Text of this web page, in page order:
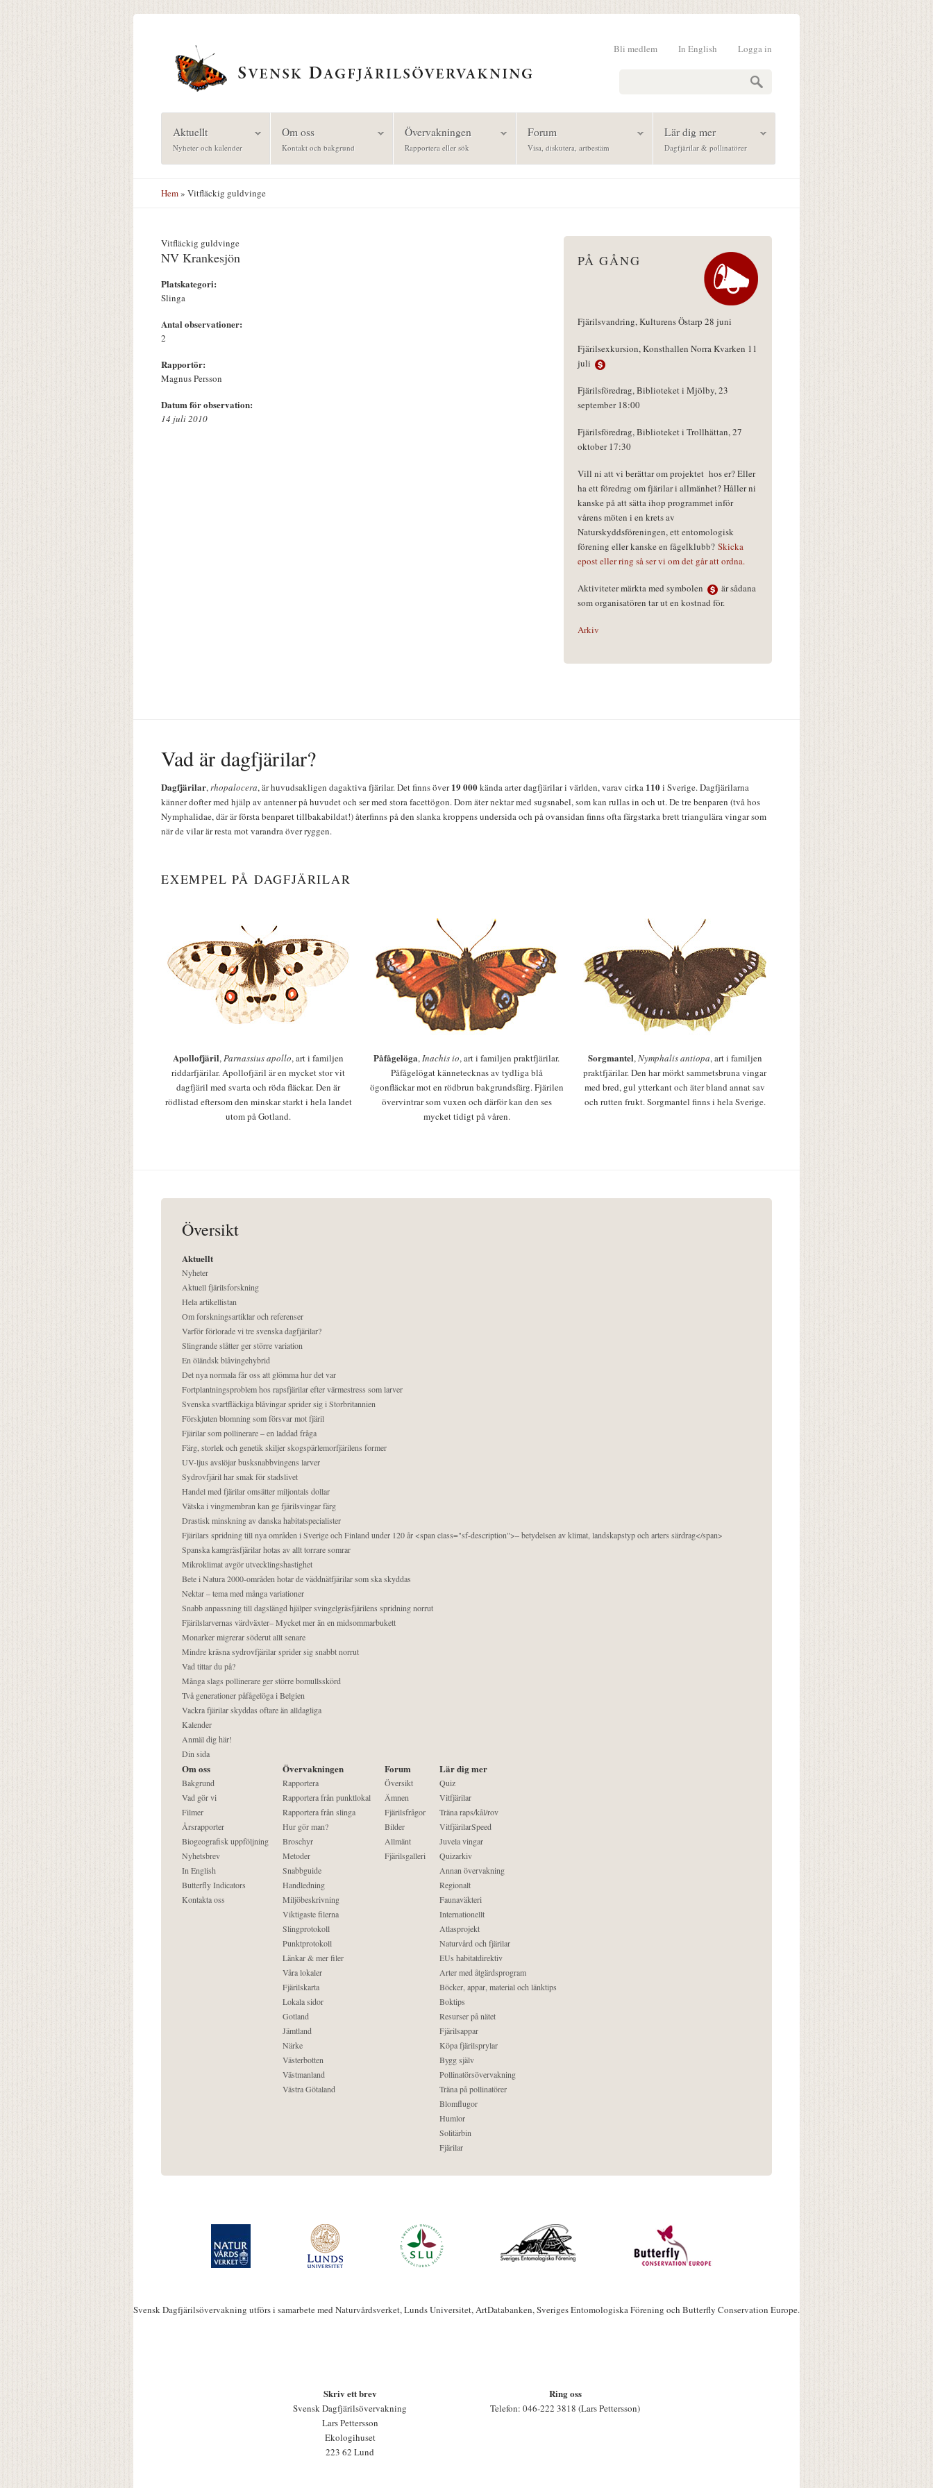
Logga in
In English
Bli medlem
Aktuellt
Nyheter och kalender
Om oss
Kontakt och bakgrund
Övervakningen
Rapportera eller sök
Forum
Visa, diskutera, artbestäm
Lär dig mer
Dagfjärilar & pollinatörer
Hem» Vitfläckig guldvinge
Vitfläckig guldvinge
NV Krankesjön
Platskategori:
Slinga
Antal observationer:
2
Rapportör:
Magnus Persson
Datum för observation:
14 juli 2010
PÅ GÅNG
Fjärilsvandring, Kulturens Östarp 28 juni
Fjärilsexkursion, Konsthallen Norra Kvarken 11
juli
Fjärilsföredrag, Biblioteket i Mjölby, 23
september 18:00
Fjärilsföredrag, Biblioteket i Trollhättan, 27
oktober 17:30
Vill ni att vi berättar om projektet hos er? Eller
ha ett föredrag om fjärilar i allmänhet? Håller ni
kanske på att sätta ihop programmet inför
vårens möten i en krets av
Naturskyddsföreningen, ett entomologisk
förening eller kanske en fågelklubb? Skicka
epost eller ring så ser vi om det går att ordna.
Aktiviteter märkta med symbolen
är sådana
som organisatören tar ut en kostnad för.
Arkiv
Vad är dagfjärilar?
Dagfjärilar,rhopalocera, är huvudsakligen dagaktiva fjärilar. Det finns över19 000kända arter dagfjärilar i världen, varav cirka 110i Sverige. Dagfjärilarna
känner dofter med hjälp av antenner på huvudet och ser med stora facettögon. Dom äter nektar med sugsnabel, som kan rullas in och ut. De tre benparen (två hos
Nymphalidae, där är första benparet tillbakabildat!) återfinns på den slanka kroppens undersida och på ovansidan finns ofta färgstarka brett triangulära vingar som
när de vilar är resta mot varandra över ryggen.
EXEMPEL PÅ DAGFJÄRILAR
Apollofjäril,Parnassius apollo, art i familjen
riddarfjärilar. Apollofjäril är en mycket stor vit
dagfjäril med svarta och röda fläckar. Den är
rödlistad eftersom den minskar starkt i hela landet
utom på Gotland.
Påfågelöga,Inachis io, art i familjen praktfjärilar.
Påfågelögat kännetecknas av tydliga blå
ögonfläckar mot en rödbrun bakgrundsfärg. Fjärilen
övervintrar som vuxen och därför kan den ses
mycket tidigt på våren.
Sorgmantel,Nymphalis antiopa, art i familjen
praktfjärilar. Den har mörkt sammetsbruna vingar
med bred, gul ytterkant och äter bland annat sav
och rutten frukt. Sorgmantel finns i hela Sverige.
Översikt
Aktuellt
Nyheter
Aktuell fjärilsforskning
Hela artikellistan
Om forskningsartiklar och referenser
Varför förlorade vi tre svenska dagfjärilar?
Slingrande slåtter ger större variation
En öländsk blåvingehybrid
Det nya normala får oss att glömma hur det var
Fortplantningsproblem hos rapsfjärilar efter värmestress som larver
Svenska svartfläckiga blåvingar sprider sig i Storbritannien
Förskjuten blomning som försvar mot fjäril
Fjärilar som pollinerare – en laddad fråga
Färg, storlek och genetik skiljer skogspärlemorfjärilens former
UV-ljus avslöjar busksnabbvingens larver
Sydrovfjäril har smak för stadslivet
Handel med fjärilar omsätter miljontals dollar
Vätska i vingmembran kan ge fjärilsvingar färg
Drastisk minskning av danska habitatspecialister
Fjärilars spridning till nya områden i Sverige och Finland under 120 år <span class="sf-description">– betydelsen av klimat, landskapstyp och arters särdrag</span>
Spanska kamgräsfjärilar hotas av allt torrare somrar
Mikroklimat avgör utvecklingshastighet
Bete i Natura 2000-områden hotar de väddnätfjärilar som ska skyddas
Nektar – tema med många variationer
Snabb anpassning till dagslängd hjälper svingelgräsfjärilens spridning norrut
Fjärilslarvernas värdväxter– Mycket mer än en midsommarbukett
Monarker migrerar söderut allt senare
Mindre kräsna sydrovfjärilar sprider sig snabbt norrut
Vad tittar du på?
Många slags pollinerare ger större bomullsskörd
Två generationer påfågelöga i Belgien
Vackra fjärilar skyddas oftare än alldagliga
Kalender
Anmäl dig här!
Din sida
Om oss
Bakgrund
Vad gör vi
Filmer
Årsrapporter
Biogeografisk uppföljning
Nyhetsbrev
In English
Butterfly Indicators
Kontakta oss
Övervakningen
Rapportera
Rapportera från punktlokal
Rapportera från slinga
Hur gör man?
Broschyr
Metoder
Snabbguide
Handledning
Miljöbeskrivning
Viktigaste filerna
Slingprotokoll
Punktprotokoll
Länkar & mer filer
Våra lokaler
Fjärilskarta
Lokala sidor
Gotland
Jämtland
Närke
Västerbotten
Västmanland
Västra Götaland
Forum
Översikt
Ämnen
Fjärilsfrågor
Bilder
Allmänt
Fjärilsgalleri
Lär dig mer
Quiz
Vitfjärilar
Träna raps/kål/rov
VitfjärilarSpeed
Juvela vingar
Quizarkiv
Annan övervakning
Regionalt
Faunaväkteri
Internationellt
Atlasprojekt
Naturvård och fjärilar
EUs habitatdirektiv
Arter med åtgärdsprogram
Böcker, appar, material och länktips
Boktips
Resurser på nätet
Fjärilsappar
Köpa fjärilsprylar
Bygg själv
Pollinatörsövervakning
Träna på pollinatörer
Blomflugor
Humlor
Solitärbin
Fjärilar
Svensk Dagfjärilsövervakning utförs i samarbete med Naturvårdsverket, Lunds Universitet, ArtDatabanken, Sveriges Entomologiska Förening och Butterfly Conservation Europe.
Skriv ett brev
Svensk Dagfjärilsövervakning
Lars Pettersson
Ekologihuset
223 62 Lund
Ring oss
Telefon: 046-222 3818 (Lars Pettersson)